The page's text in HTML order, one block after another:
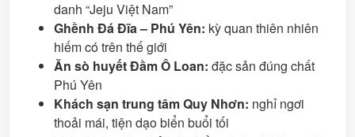
danh “Jeju Việt Nam”
Ghềnh Đá Đĩa – Phú Yên: kỳ quan thiên nhiên
hiếm có trên thế giới
Ăn sò huyết Đầm Ô Loan: đặc sản đúng chất
Phú Yên
Khách sạn trung tâm Quy Nhơn: nghỉ ngơi
thoải mái, tiện dạo biển buổi tối